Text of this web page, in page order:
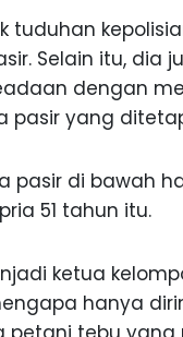
tuduhan
Selain itu, dia
dengan
pasir yang
pasir di bawah
51 tahun itu.
ketua
hanya